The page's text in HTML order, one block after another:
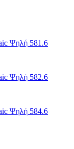
Ψηλή 581.6
Ψηλή 582.6
Ψηλή 584.6